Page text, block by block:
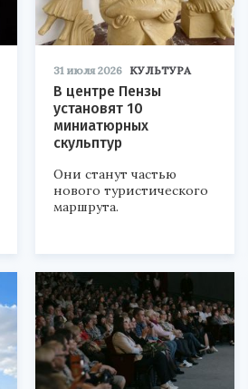
31 июля 2026 КУЛЬТУРА
В центре Пензы
установят 10
миниатюрных
скульптур
Они станут частью
нового туристического
маршрута.